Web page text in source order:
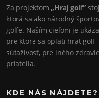
Za projektom „Hraj golf”
ktorá sa ako národný
golfe. Naším cieľom je
pre ktoré sa oplatí hrať golf
súťaživosť, pre iného
priatelia.
KDE NÁS NÁJDETE?